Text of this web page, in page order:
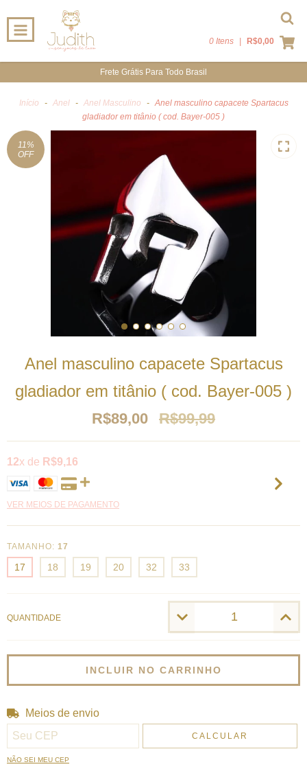
0 Itens R$0,00
Frete Grátis Para Todo Brasil
Início - Anel - Anel Masculino - Anel masculino capacete Spartacus
gladiador em titânio ( cod. Bayer-005 )
11 %
OFF
Anel masculino capacete Spartacus
gladiador em titânio ( cod. Bayer-005 )
R$89,00 R$99,99
12x de R$9,16
VER MEIOS DE PAGAMENTO
TAMANHO: 17
17 18 19 20 32 33
QUANTIDADE
Entregas para o CEP:
Meios de envio
CALCULAR
NÃO SEI MEU CEP